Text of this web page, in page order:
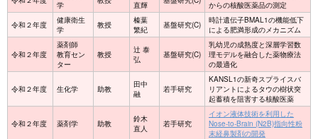
学
直輝
からの核酸医薬品の測定
令和２年度
健康衛生
学
教授
榛葉
繁紀
基盤研究(C)
時計遺伝子BMAL1の機能低下
による肥満形成のメカニズム
令和２年度
薬剤師
教育セン
ター
教授
辻 泰
弘
基盤研究(C)
乳幼児の成熟度と深層学習数
理モデルを融合した薬物療法
の最適化
令和２年度 生化学 助教
田中
融
若手研究
KANSL1の新奇スプライスバ
リアントによるタウの樹状突
起蓄積を阻害する核酸医薬
令和２年度 薬剤学 助教
鈴木
直人
若手研究
イオン液体技術を利用した
Nose-to-Brain (N2B)指向性粉
末経鼻製剤の開発